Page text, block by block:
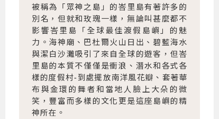
被稱為「眾神之島」的峇里島有著許多的
別名，但就和玫瑰一樣，無論叫甚麼都不
影響峇里島「全球最佳渡假島嶼」的魅
力。海神廟、巴杜爾火山日出、碧藍海水
與潔白沙灘吸引了來自全球的遊客，但峇
里島的本質不僅僅是衝浪、潛水和各式各
樣的度假村-到處擺放南洋風花瓣、套著華
布與金環的舞者和當地人臉上大朵的微
笑，豐富而多樣的文化更是這座島嶼的精
神所在。